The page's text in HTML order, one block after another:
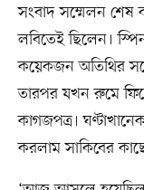
সংবাদ সম্মেলন শেষ
লবিতেই ছিলেন।
কয়েকজন অতিথির
তারপর যখন রুমে
কাগজপত্র।
করলাম সাকিবের